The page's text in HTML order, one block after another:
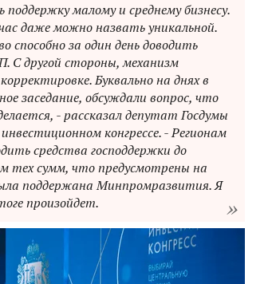
малому и среднему бизнесу.
даже можно назвать уникальной.
способно за один день доводить
С другой стороны, механизм
Буквально на днях в
заседание, обсуждали вопрос, что
- рассказал депутат Госдумы
конгрессе. - Регионам
средства господдержки до
тех сумм, что предусмотрены на
поддержана Минпромразвития. Я
произойдет.